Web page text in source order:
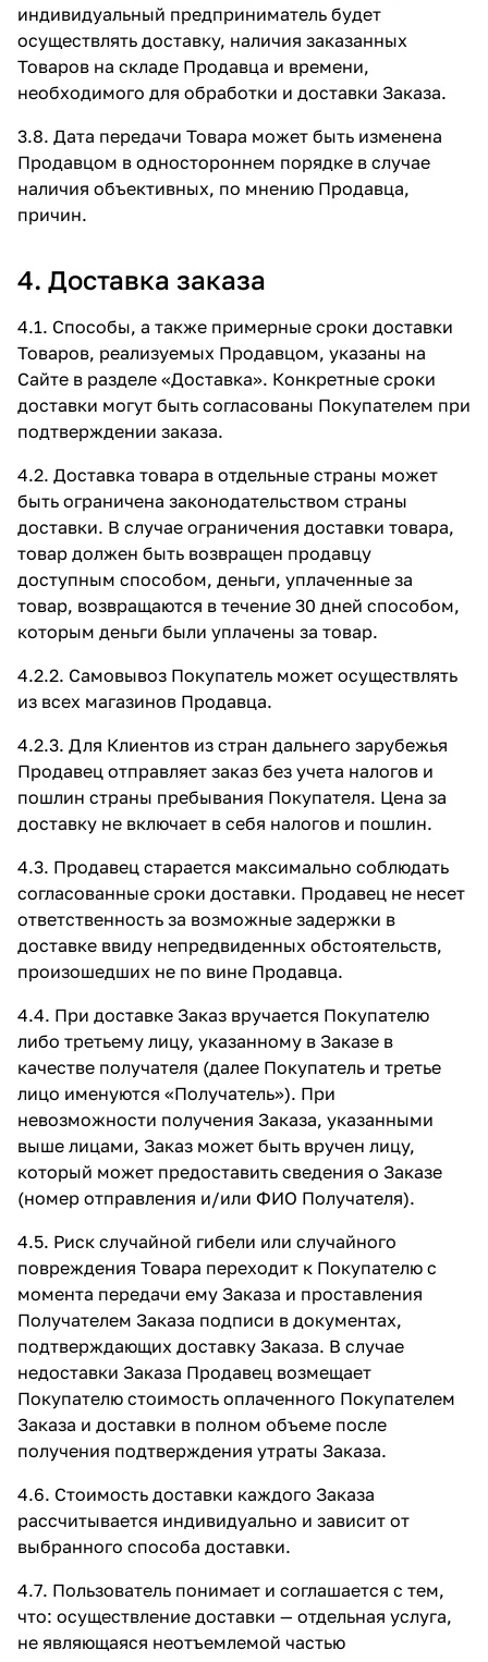
индивидуальный предприниматель будет
осуществлять доставку, наличия заказанных
Товаров на складе Продавца и времени,
необходимого для обработки и доставки Заказа.
3.8. Дата передачи Товара может быть изменена
Продавцом в одностороннем порядке в случае
наличия объективных, по мнению Продавца,
причин.
4. Доставка заказа
4.1. Способы, а также примерные сроки доставки
Товаров, реализуемых Продавцом, указаны на
Сайте в разделе «Доставка». Конкретные сроки
доставки могут быть согласованы Покупателем при
подтверждении заказа.
4.2. Доставка товара в отдельные страны может
быть ограничена законодательством страны
доставки. В случае ограничения доставки товара,
товар должен быть возвращен продавцу
доступным способом, деньги, уплаченные за
товар, возвращаются в течение 30 дней способом,
которым деньги были уплачены за товар.
4.2.2. Самовывоз Покупатель может осуществлять
из всех магазинов Продавца.
4.2.3. Для Клиентов из стран дальнего зарубежья
Продавец отправляет заказ без учета налогов и
пошлин страны пребывания Покупателя. Цена за
доставку не включает в себя налогов и пошлин.
4.3. Продавец старается максимально соблюдать
согласованные сроки доставки. Продавец не несет
ответственность за возможные задержки в
доставке ввиду непредвиденных обстоятельств,
произошедших не по вине Продавца.
4.4. При доставке Заказ вручается Покупателю
либо третьему лицу, указанному в Заказе в
качестве получателя (далее Покупатель и третье
лицо именуются «Получатель»). При
невозможности получения Заказа, указанными
выше лицами, Заказ может быть вручен лицу,
который может предоставить сведения о Заказе
(номер отправления и/или ФИО Получателя).
4.5. Риск случайной гибели или случайного
повреждения Товара переходит к Покупателю с
момента передачи ему Заказа и проставления
Получателем Заказа подписи в документах,
подтверждающих доставку Заказа. В случае
недоставки Заказа Продавец возмещает
Покупателю стоимость оплаченного Покупателем
Заказа и доставки в полном объеме после
получения подтверждения утраты Заказа.
4.6. Стоимость доставки каждого Заказа
рассчитывается индивидуально и зависит от
выбранного способа доставки.
4.7. Пользователь понимает и соглашается с тем,
что: осуществление доставки — отдельная услуга,
не являющаяся неотъемлемой частью